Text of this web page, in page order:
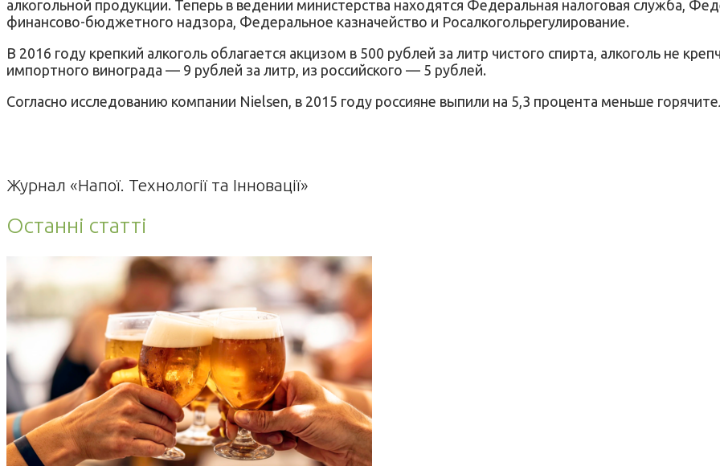
алкогольной продукции. Теперь в ведении министерства находятся Федеральная налоговая служба,
финансово-бюджетного надзора, Федеральное казначейство и Росалкогольрегулирование.
В 2016 году крепкий алкоголь облагается акцизом в 500 рублей за литр чистого спирта, алкоголь не
импортного винограда — 9 рублей за литр, из российского — 5 рублей.
Согласно исследованию компании Nielsen, в 2015 году россияне выпили на 5,3 процента меньше
Журнал «Напої. Технології та Інновації»
Останні статті